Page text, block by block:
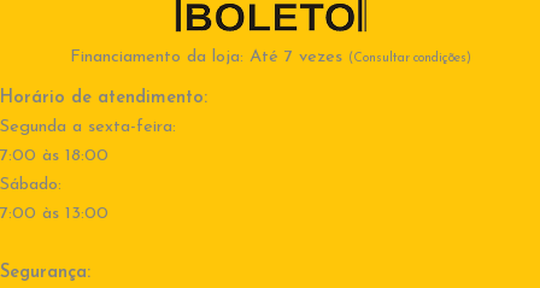
Financiamento da loja: Até 7 vezes (Consultar condições)
Horário de atendimento:
Segunda a sexta-feira:
7:00 às 18:00
Sábado:
7:00 às 13:00
Segurança: